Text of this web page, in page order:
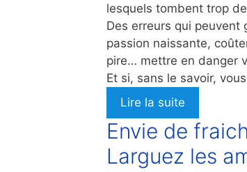
lesquels tombent trop
Des erreurs qui peuvent
passion naissante,
pire… mettre en danger
Et si, sans le savoir,
Lire la suite
Envie de
Larguez les